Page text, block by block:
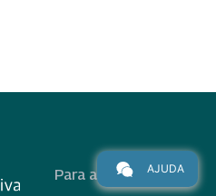
Para alunos
AJUDA